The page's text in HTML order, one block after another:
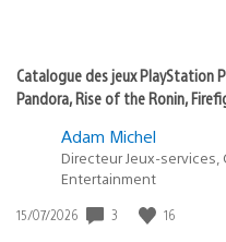
Catalogue des jeux PlayStation
Pandora, Rise of the Ronin,
Adam Michel
Directeur Jeux-
Entertainment
Date
15/07/2026 3 16